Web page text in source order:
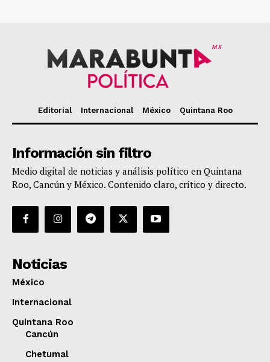
MX
Editorial Internacional México Quintana Roo
Información sin filtro
Medio digital de noticias y análisis político en Quintana
Roo, Cancún y México. Contenido claro, crítico y directo.
Noticias
México
Internacional
Quintana Roo
Cancún
Chetumal